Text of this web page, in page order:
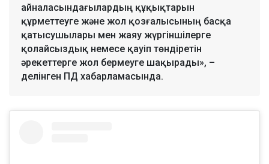
айналасындағылардың құқықтарын
құрметтеуге және жол қозғалысының басқа
қатысушылары мен жаяу жүргіншілерге
қолайсыздық немесе қауіп төндіретін
әрекеттерге жол бермеуге шақырады», –
делінген ПД хабарламасында.